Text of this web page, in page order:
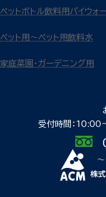
ペットボトル飲料用パイウォ
ペット用～ペット用飲料水
家庭菜園・ガーデニング用
受付時間：